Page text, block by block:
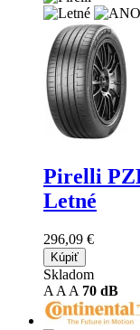
Pirelli
Letné
296,09 €
Kúpiť
Skladom
A A A 70 dB